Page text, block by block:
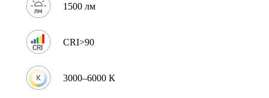
1500 лм
CRI>90
3000–6000 К